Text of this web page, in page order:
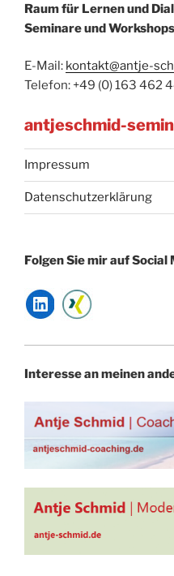
Raum für Lernen und
Seminare und
E-Mail: kontakt@antje-
Telefon: +49 (0) 163 462
antjeschmid-
Impressum
Datenschutzerklärung
Folgen Sie mir auf Social
Interesse an meinen